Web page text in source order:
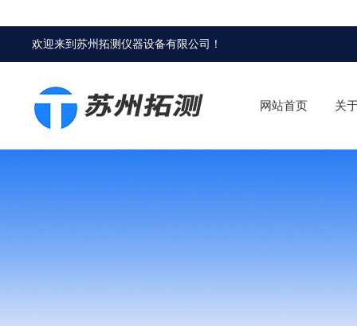
欢迎来到苏州拓测仪器设备有限公司 ！
网站首页 关